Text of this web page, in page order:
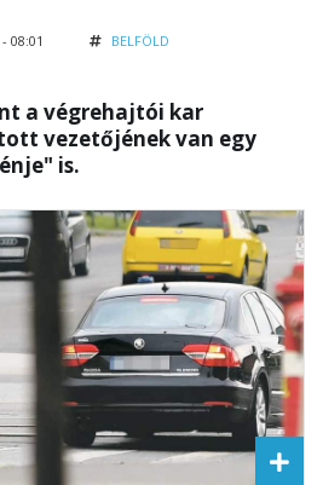
08:01 BELFÖLD
a végrehajtói kar
vezetőjének van egy
is.